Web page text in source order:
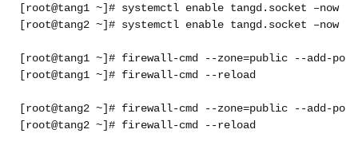
[root@tang1 ~]# systemctl enable tangd.socket –now
[root@tang2 ~]# systemctl enable tangd.socket –now
[root@tang1 ~]# firewall-cmd --zone=public --add-
[root@tang1 ~]# firewall-cmd --reload
[root@tang2 ~]# firewall-cmd --zone=public --add-
[root@tang2 ~]# firewall-cmd --reload